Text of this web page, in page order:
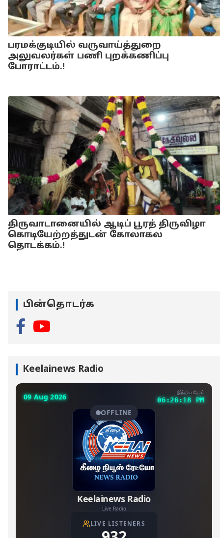
பரமக்குடியில் வருவாய்த்துறை
அலுவலர்கள் பணி புறக்கணிப்பு
போராட்டம்.!
திருவாடானையில் ஆடிப் பூரத் திருவிழா
கொடியேற்றத்துடன் கோலாகல
தொடக்கம்.!
பின்தொடர்க
Keelainews Radio